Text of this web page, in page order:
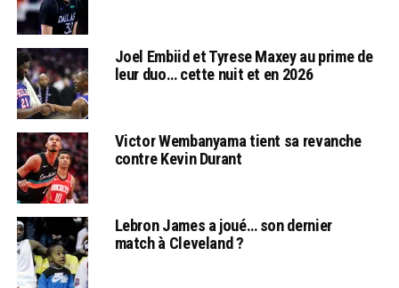
Joel Embiid et Tyrese Maxey au prime de
leur duo… cette nuit et en 2026
Victor Wembanyama tient sa revanche
contre Kevin Durant
Lebron James a joué… son dernier
match à Cleveland ?